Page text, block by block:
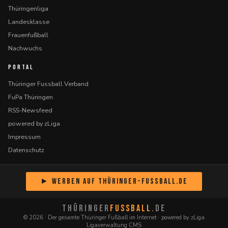
Thüringenliga
Landesklasse
Frauenfußball
Nachwuchs
PORTAL
Thüringer Fussball Verband
FuPa Thüringen
RSS-Newsfeed
powered by zLiga
Impressum
Datenschutz
► Werben auf Thüringer-Fussball.de
THÜRINGER FUSSBALL .DE
© 2026 · Der gesamte Thüringer Fußball im Internet · powered by zLiga
Ligaverwaltung CMS